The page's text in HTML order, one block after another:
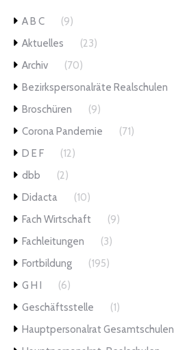
A B C
(9)
Aktuelles
(23)
Archiv
(70)
Bezirkspersonalräte Realschulen
Broschüren
(9)
Corona Pandemie
(71)
D E F
(12)
dbb
(2)
Didacta
(10)
Fach Wirtschaft
(9)
Fachleitungen
(3)
Fortbildung
(195)
G H I
(6)
Geschäftsstelle
(1)
Hauptpersonalrat Gesamtschulen